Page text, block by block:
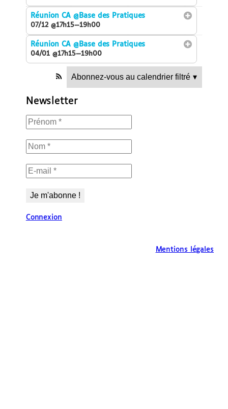
Réunion CA@Base des Pratiques
07/12 @17h15—19h00
Réunion CA@Base des Pratiques
04/01 @17h15—19h00
Abonnez-vous au calendrier filtré ▾
Newsletter
Connexion
Mentions légales